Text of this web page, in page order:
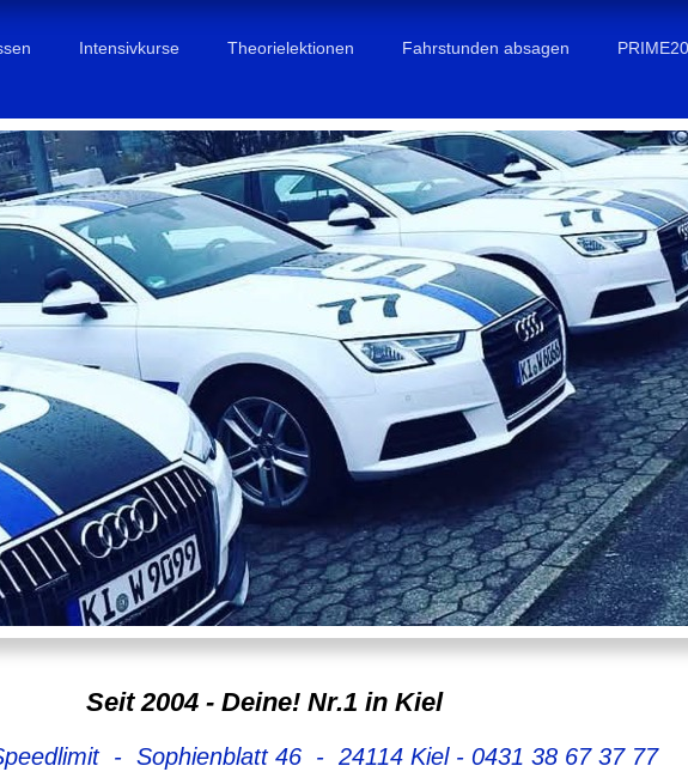
Intensivkurse Theorielektionen Fahrstunden absagen
Seit 2004 - Deine! Nr.1 in Kiel
- Sophienblatt 46 - 24114 Kiel - 0431 38 67 37 77